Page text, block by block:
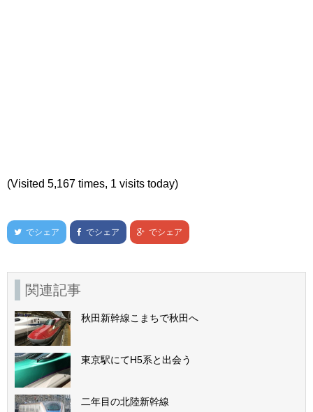
(Visited 5,167 times, 1 visits today)
でシェア でシェア でシェア
関連記事
秋田新幹線こまちで秋田へ
東京駅にてH5系と出会う
二年目の北陸新幹線